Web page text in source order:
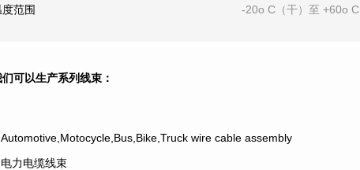
度范围
-20o C（干）至 +60o C
可以生产系列线束：
wire cable assembly
力电缆线束